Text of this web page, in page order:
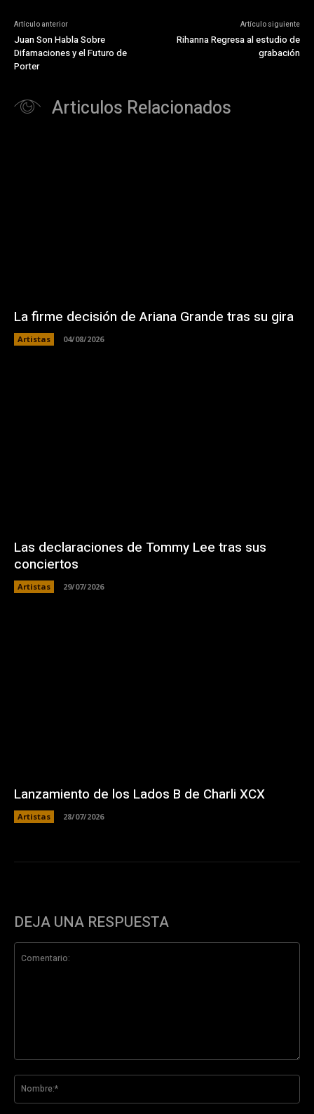
Artículo anterior
Juan Son Habla Sobre
Difamaciones y el Futuro de
Porter
Artículo siguiente
Rihanna Regresa al estudio de
grabación
Articulos Relacionados
La firme decisión de Ariana Grande tras su gira
Artistas 04/08/2026
Las declaraciones de Tommy Lee tras sus
conciertos
Artistas 29/07/2026
Lanzamiento de los Lados B de Charli XCX
Artistas 28/07/2026
DEJA UNA RESPUESTA